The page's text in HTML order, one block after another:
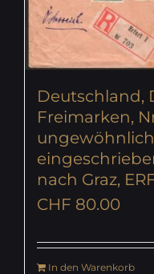
Deutschland,
Freimarken,
nach Graz,
CHF 80.00
In den Warenkorb